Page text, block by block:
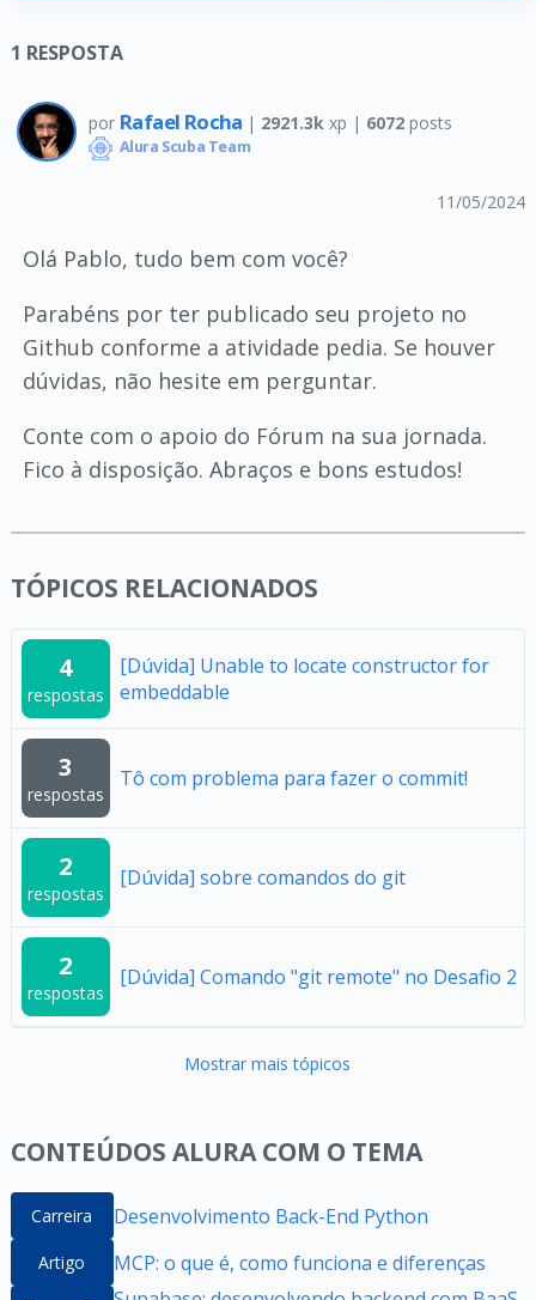
1 RESPOSTA
por Rafael Rocha | 2921.3k xp | 6072 posts
Alura Scuba Team
11/05/2024
Olá Pablo, tudo bem com você?
Parabéns por ter publicado seu projeto no
Github conforme a atividade pedia. Se houver
dúvidas, não hesite em perguntar.
Conte com o apoio do Fórum na sua jornada.
Fico à disposição. Abraços e bons estudos!
TÓPICOS RELACIONADOS
4
respostas
[Dúvida] Unable to locate constructor for
embeddable
3
respostas
Tô com problema para fazer o commit!
2
respostas
[Dúvida] sobre comandos do git
2
respostas
[Dúvida] Comando "git remote" no Desafio 2
Mostrar mais tópicos
CONTEÚDOS ALURA COM O TEMA
Carreira Desenvolvimento Back-End Python
Artigo MCP: o que é, como funciona e diferenças